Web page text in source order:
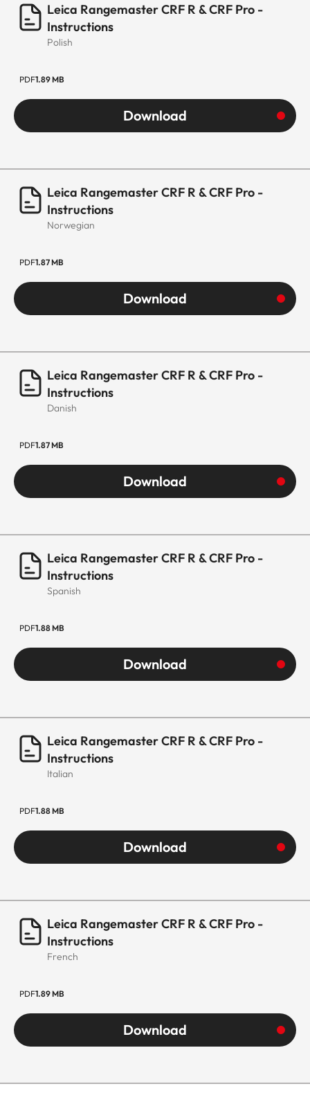
Leica Rangemaster CRF R & CRF Pro -
Instructions
Polish
PDF1.89 MB
Download
Leica Rangemaster CRF R & CRF Pro -
Instructions
Norwegian
PDF1.87 MB
Download
Leica Rangemaster CRF R & CRF Pro -
Instructions
Danish
PDF1.87 MB
Download
Leica Rangemaster CRF R & CRF Pro -
Instructions
Spanish
PDF1.88 MB
Download
Leica Rangemaster CRF R & CRF Pro -
Instructions
Italian
PDF1.88 MB
Download
Leica Rangemaster CRF R & CRF Pro -
Instructions
French
PDF1.89 MB
Download